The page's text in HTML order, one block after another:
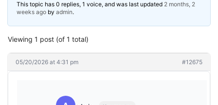
This topic has 0 replies, 1 voice, and was last updated 2 months, 2
weeks ago by admin.
Viewing 1 post (of 1 total)
05/20/2026 at 4:31 pm #12675